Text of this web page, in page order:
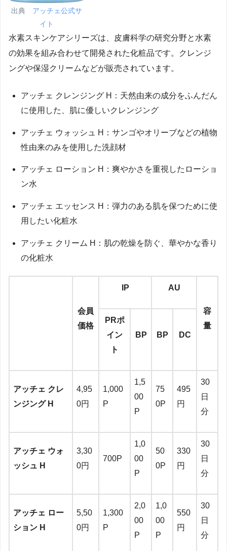
出典 アッチェ公式サ
イト
水素スキンケアシリーズは、皮膚科学の研究分野と水素
の効果を組み合わせて開発された化粧品です。クレンジ
ングや保湿クリームなどが販売されています。
アッチェ クレンジング H：天然由来の成分をふんだん
に使用した、肌に優しいクレンジング
アッチェ ウォッシュ H：サンゴやオリーブなどの植物
性由来のみを使用した洗顔材
アッチェ ローション H：爽やかさを重視したローショ
ン水
アッチェ エッセンス H：弾力のある肌を保つために使
用したい化粧水
アッチェ クリーム H：肌の乾燥を防ぐ、華やかな香り
の化粧水
会員
価格
IP AU
容
量
PRポ
イン
ト
BP BP DC
アッチェ クレ
ンジング H
4,95
0円
1,000
P
1,5
00
P
75
0P
495
円
30
日
分
アッチェ ウォ
ッシュ H
3,30
0円
700P
1,0
00
P
50
0P
330
円
30
日
分
アッチェ ロー
ション H
5,50
0円
1,300
P
2,0
00
P
1,0
00
P
550
円
30
日
分